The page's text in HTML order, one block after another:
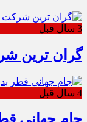
3 سال قبل
گران ترین
4 سال قبل